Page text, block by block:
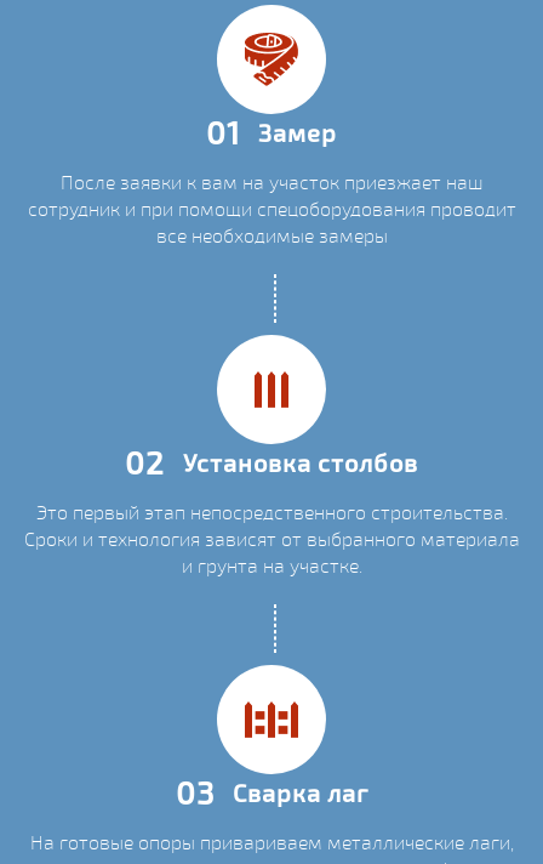
01 Замер
После заявки к вам на участок приезжает наш
сотрудник и при помощи спецоборудования проводит
все необходимые замеры
02 Установка столбов
Это первый этап непосредственного строительства.
Сроки и технология зависят от выбранного материала
и грунта на участке.
03 Сварка лаг
На готовые опоры привариваем металлические лаги,